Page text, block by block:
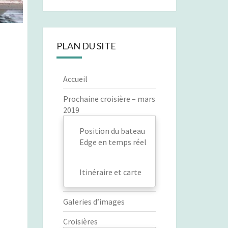
PLAN DU SITE
Accueil
Prochaine croisière – mars
2019
Position du bateau
Edge en temps réel
Itinéraire et carte
Galeries d’images
Croisières